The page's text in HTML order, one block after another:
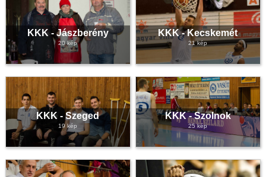
KKK - Jászberény
20 kép
KKK - Kecskemét
21 kép
KKK - Szeged
19 kép
KKK - Szolnok
25 kép